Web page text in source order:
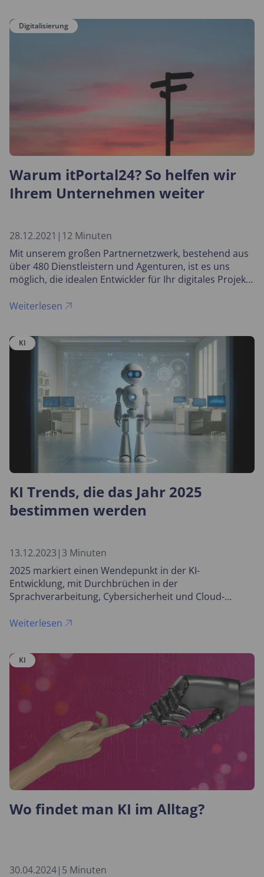
Digitalisierung
Warum itPortal24? So helfen wir
Ihrem Unternehmen weiter
28.12.2021 | 12 Minuten
Mit unserem großen Partnernetzwerk, bestehend aus
über 480 Dienstleistern und Agenturen, ist es uns
möglich, die idealen Entwickler für Ihr digitales Projekt
Weiterlesen
KI
KI Trends, die das Jahr 2025
bestimmen werden
13.12.2023 | 3 Minuten
2025 markiert einen Wendepunkt in der KI-
Entwicklung, mit Durchbrüchen in der
Sprachverarbeitung, Cybersicherheit und Cloud-
Landschaft der Künstlichen Intelligenz prägen.
Weiterlesen
KI
Wo findet man KI im Alltag?
30.04.2024| 5 Minuten